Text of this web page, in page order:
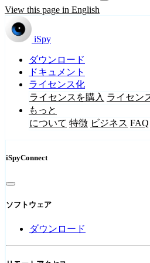
View this page in English
iSpy
ダウンロード
ドキュメント
ライセンス化
ライセンスを購入 ライセン
もっと
について 特徴 ビジネス FAQ
iSpyConnect
ソフトウェア
ダウンロード